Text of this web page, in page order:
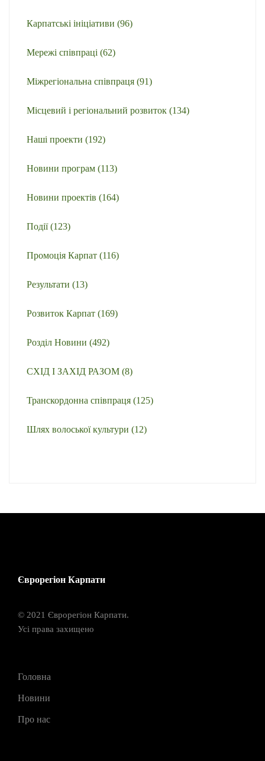
Карпатські ініціативи (96)
Мережі співпраці (62)
Міжрегіональна співпраця (91)
Місцевий і регіональний розвиток (134)
Наші проекти (192)
Новини програм (113)
Новини проектів (164)
Події(123)
Промоція Карпат (116)
Результати (13)
Розвиток Карпат (169)
Розділ Новини (492)
СХІД І ЗАХІД РАЗОМ (8)
Транскордонна співпраця (125)
Шлях волоської культури (12)
Єврорегіон Карпати
© 2021 Єврорегіон Карпати.
Усі права захищено
Головна
Новини
Про нас